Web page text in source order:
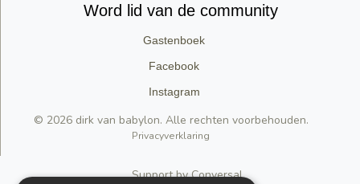
Word lid van de community
Gastenboek
Facebook
Instagram
© 2026 dirk van babylon. Alle rechten voorbehouden.
Privacyverklaring
Support by Conversal